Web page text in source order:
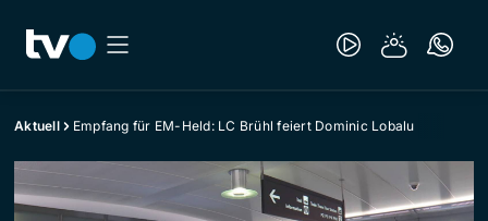
Aktuell Empfang für EM-Held: LC Brühl feiert Dominic Lobalu